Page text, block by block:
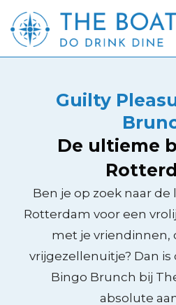
Guilty
De ultieme
Ben je op zoek naar
Rotterdam voor een
met je vriendinnen,
vrijgezellenuitje? Dan is
Bingo Brunch bij
absolute